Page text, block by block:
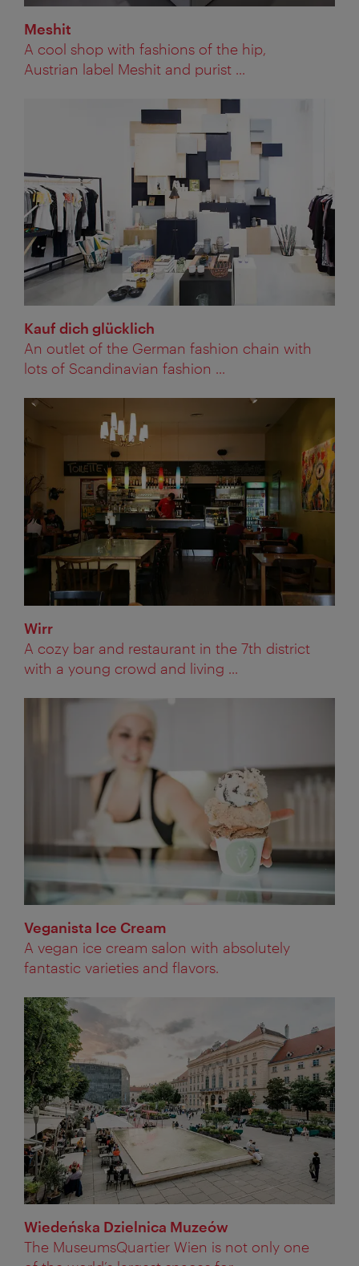
Meshit
A cool shop with fashions of the hip,
Austrian label Meshit and purist ...
Kauf dich glücklich
An outlet of the German fashion chain with
lots of Scandinavian fashion ...
Wirr
A cozy bar and restaurant in the 7th district
with a young crowd and living ...
Veganista Ice Cream
A vegan ice cream salon with absolutely
fantastic varieties and flavors.
Wiedeńska Dzielnica Muzeów
The MuseumsQuartier Wien is not only one